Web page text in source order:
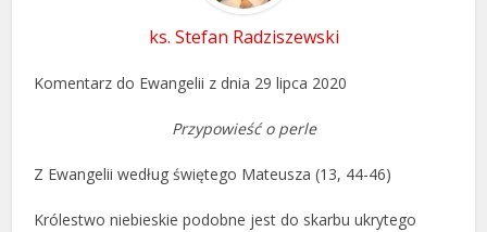
ks. Stefan Radziszewski
Komentarz do Ewangelii z dnia 29 lipca 2020
Przypowieść o perle
Z Ewangelii według świętego Mateusza (13, 44-46)
Królestwo niebieskie podobne jest do skarbu ukrytego